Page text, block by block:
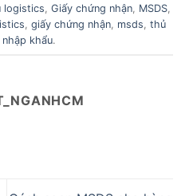
logistics Giấy chứng nhận MSDS
giấy chứng nhận, msds thủ
khẩu.